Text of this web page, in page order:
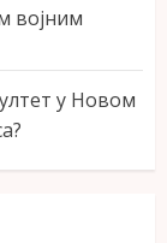
војним
у Новом